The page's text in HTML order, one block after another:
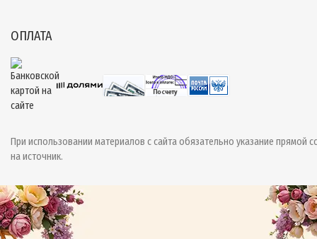
ОПЛАТА
При использовании материалов с сайта обязательно указание прямой
на источник.